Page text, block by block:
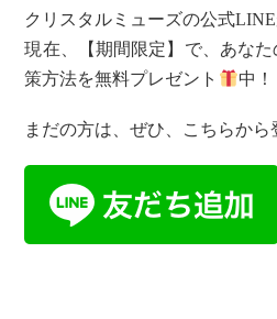
クリスタルミューズの公式
現在、【期間限定】で、あな
策方法を無料プレゼント
中！
まだの方は、ぜひ、こちらから